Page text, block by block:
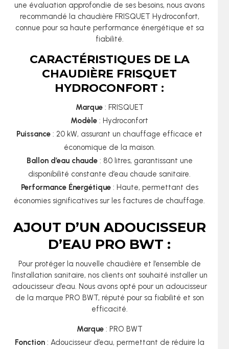
une évaluation approfondie de ses besoins, nous avons
recommandé la chaudière FRISQUET Hydroconfort,
connue pour sa haute performance énergétique et sa
fiabilité.
CARACTÉRISTIQUES DE LA
CHAUDIÈRE FRISQUET
HYDROCONFORT :
Marque: FRISQUET
Modèle : Hydroconfort
Puissance : 20 kW, assurant un chauffage efficace et
économique de la maison.
Ballon d’eau chaude: 80 litres, garantissant une
disponibilité constante d’eau chaude sanitaire.
Performance Énergétique: Haute, permettant des
économies significatives sur les factures de chauffage.
AJOUT D’UN ADOUCISSEUR
D’EAU PRO BWT :
Pour protéger la nouvelle chaudière et l’ensemble de
l’installation sanitaire, nos clients ont souhaité installer un
adoucisseur d’eau. Nous avons opté pour un adoucisseur
de la marque PRO BWT, réputé pour sa fiabilité et son
efficacité.
Marque: PRO BWT
Fonction: Adoucisseur d’eau, permettant de réduire la